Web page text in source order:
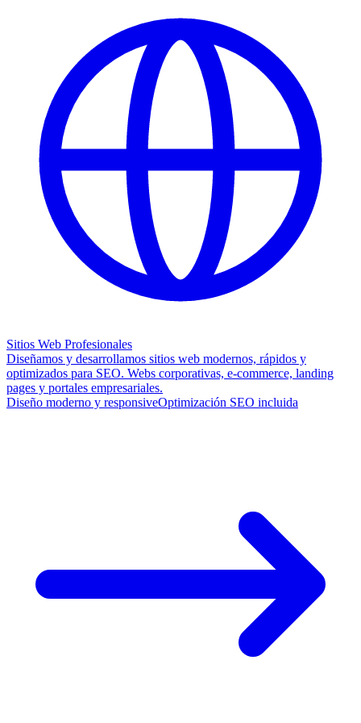
Sitios Web Profesionales
Diseñamos y desarrollamos sitios web modernos, rápidos y
optimizados para SEO. Webs corporativas, e-commerce, landing
pages y portales empresariales.
Diseño moderno y responsiveOptimización SEO incluida